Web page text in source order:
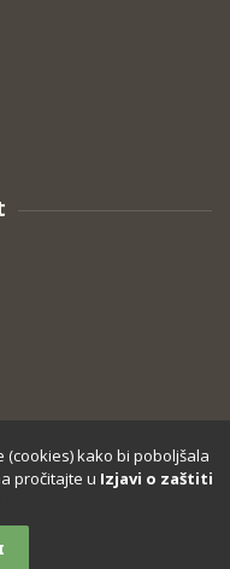
kako bi poboljšala
pročitajte u Izjavi o zaštiti